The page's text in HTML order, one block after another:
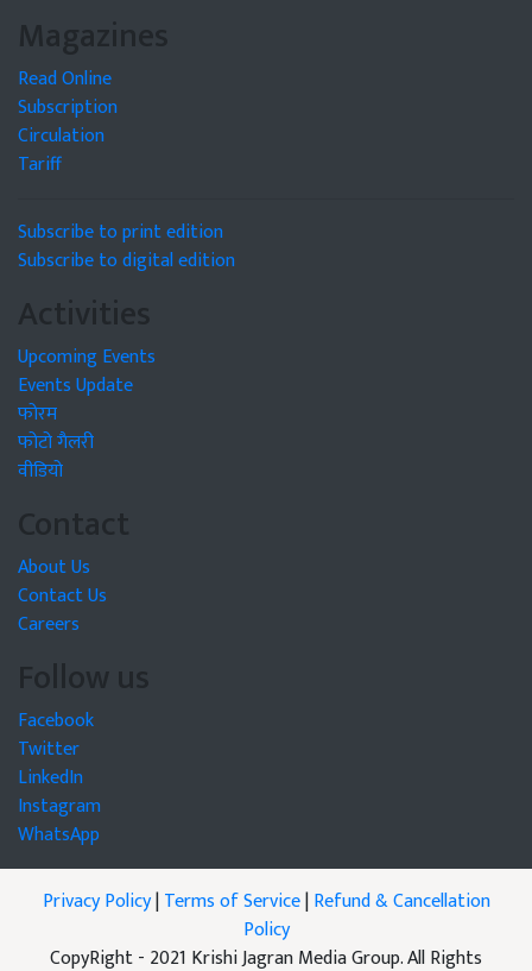
Magazines
Read Online
Subscription
Circulation
Tariff
Subscribe to print edition
Subscribe to digital edition
Activities
Upcoming Events
Events Update
फोरम
फोटो गैलरी
वीडियो
Contact
About Us
Contact Us
Careers
Follow us
Facebook
Twitter
LinkedIn
Instagram
WhatsApp
Privacy Policy|Terms of Service|Refund & Cancellation
Policy
CopyRight - 2021 Krishi Jagran Media Group. All Rights